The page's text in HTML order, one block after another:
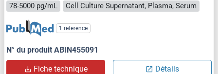
78-5000 pg/mL
Cell Culture Supernatant, Plasma, Serum
1 reference
N° du produit ABIN455091
Fiche technique Détails